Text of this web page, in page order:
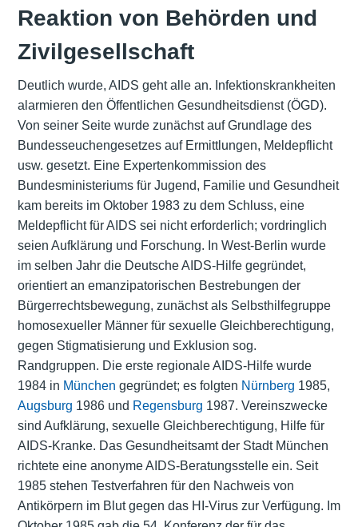
Reaktion von Behörden und
Zivilgesellschaft
Deutlich wurde, AIDS geht alle an. Infektionskrankheiten
alarmieren den Öffentlichen Gesundheitsdienst (ÖGD).
Von seiner Seite wurde zunächst auf Grundlage des
Bundesseuchengesetzes auf Ermittlungen, Meldepflicht
usw. gesetzt. Eine Expertenkommission des
Bundesministeriums für Jugend, Familie und Gesundheit
kam bereits im Oktober 1983 zu dem Schluss, eine
Meldepflicht für AIDS sei nicht erforderlich; vordringlich
seien Aufklärung und Forschung. In West-Berlin wurde
im selben Jahr die Deutsche AIDS-Hilfe gegründet,
orientiert an emanzipatorischen Bestrebungen der
Bürgerrechtsbewegung, zunächst als Selbsthilfegruppe
homosexueller Männer für sexuelle Gleichberechtigung,
gegen Stigmatisierung und Exklusion sog.
Randgruppen. Die erste regionale AIDS-Hilfe wurde
1984 in München gegründet; es folgten Nürnberg 1985,
Augsburg 1986 und Regensburg 1987. Vereinszwecke
sind Aufklärung, sexuelle Gleichberechtigung, Hilfe für
AIDS-Kranke. Das Gesundheitsamt der Stadt München
richtete eine anonyme AIDS-Beratungsstelle ein. Seit
1985 stehen Testverfahren für den Nachweis von
Antikörpern im Blut gegen das HI-Virus zur Verfügung. Im